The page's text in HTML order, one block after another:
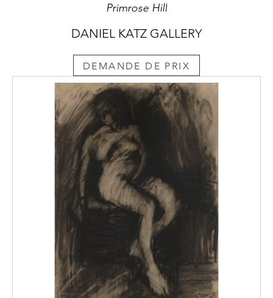
Primrose Hill
DANIEL KATZ GALLERY
DEMANDE DE PRIX